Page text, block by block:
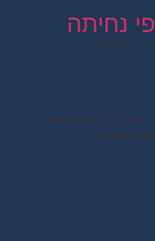
נחיתה
– דפי לקוחות
אורן לרנר – דפי לקוחות
All rights